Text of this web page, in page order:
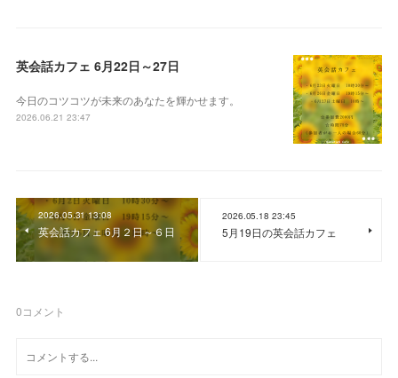
英会話カフェ 6月22日～27日
今日のコツコツが未来のあなたを輝かせます。
2026.06.21 23:47
2026.05.31 13:08
英会話カフェ 6月２日～６日
2026.05.18 23:45
5月19日の英会話カフェ
0コメント